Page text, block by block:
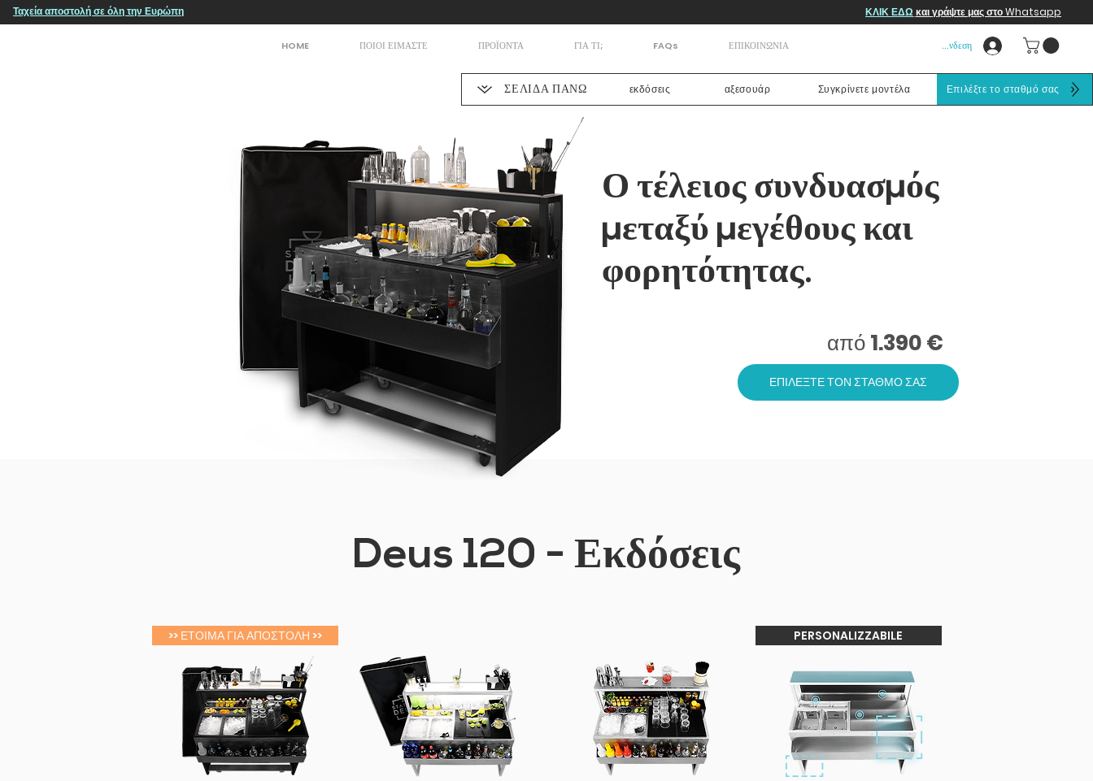
Ταχεία αποστολή σε όλη την Ευρώπη ΚΛΙΚ ΕΔΩκαι γράψτε μας στο Whatsapp
HOME ΠΟΙΟΙ ΕΙΜΑΣΤΕ ΠΡΟΪΟΝΤΑ ΓΙΑ ΤΙ; FAQs ΕΠΙΚΟΙΝΩΝΙΑ Σύνδεση
ΣΕΛΙΔΑ ΠΑΝΩ εκδόσεις αξεσουάρ Συγκρίνετε μοντέλα Επιλέξτε το σταθμό σας
Ο τέλειος συνδυασμός
μεταξύ μεγέθους και
φορητότητας.
από1.390 €
ΕΠΙΛΕΞΤΕ ΤΟΝ ΣΤΑΘΜΟ ΣΑΣ
Deus 120 - Εκδόσεις
>> ΕΤΟΙΜΑ ΓΙΑ ΑΠΟΣΤΟΛΗ >> PERSONALIZZABILE